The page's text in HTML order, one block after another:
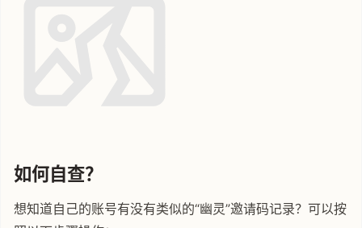
如何自查？
想知道自己的账号有没有类似的“幽灵”邀请码记录？可以按